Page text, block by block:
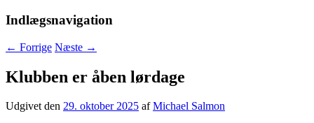
Indlægsnavigation
← Forrige Næste →
Klubben er åben lørdage
Udgivet den 29. oktober 2025 afMichael Salmon